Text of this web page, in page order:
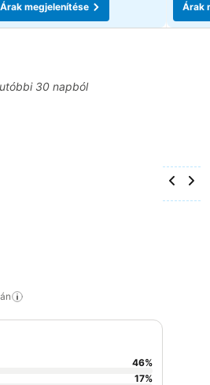
Árak megjelenítése
Árak
30 napból
46%
17%